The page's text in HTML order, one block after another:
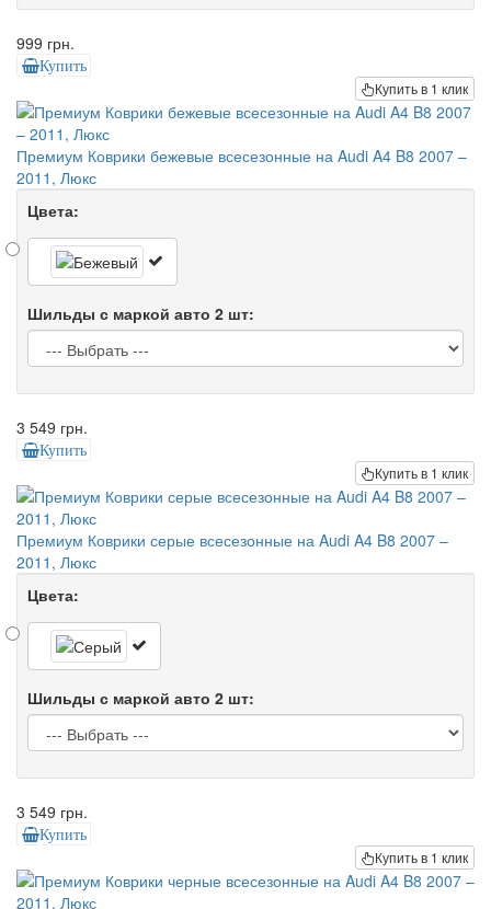
999 грн.
Купить
Купить в 1 клик
Премиум Коврики бежевые всесезонные на Audi A4 B8 2007 –
2011, Люкс
Цвета:
Шильды с маркой авто 2 шт:
3 549 грн.
Купить
Купить в 1 клик
Премиум Коврики серые всесезонные на Audi A4 B8 2007 –
2011, Люкс
Цвета:
Шильды с маркой авто 2 шт:
3 549 грн.
Купить
Купить в 1 клик